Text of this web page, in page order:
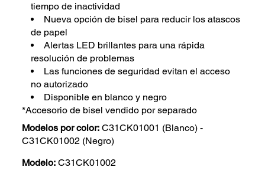
tiempo de inactividad
Nueva opción de bisel para reducir los atascos
de papel
Alertas LED brillantes para una rápida
resolución de problemas
Las funciones de seguridad evitan el acceso
no autorizado
Disponible en blanco y negro
*Accesorio de bisel vendido por separado
Modelos por color: C31CK01001 (Blanco) -
C31CK01002 (Negro)
Modelo: C31CK01002